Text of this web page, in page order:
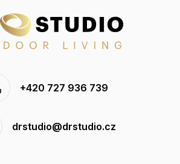
+420 727 936 739
drstudio@drstudio.cz